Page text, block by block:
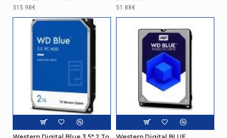
315.98€ 51.88€